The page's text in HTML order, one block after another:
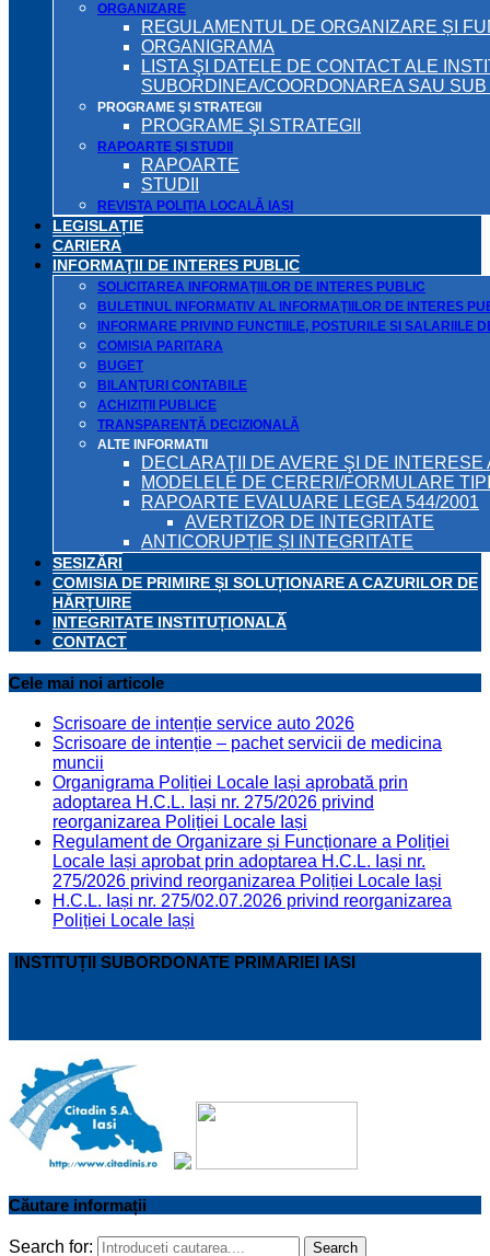
ORGANIZARE
REGULAMENTUL DE ORGANIZARE ȘI
ORGANIGRAMA
LISTA ŞI DATELE DE CONTACT ALE
SUBORDINEA/COORDONAREA SAU
PROGRAME ŞI STRATEGII
PROGRAME ŞI STRATEGII
RAPOARTE ŞI STUDII
RAPOARTE
STUDII
REVISTA POLIȚIA LOCALĂ IAȘI
LEGISLAȚIE
CARIERA
INFORMAŢII DE INTERES PUBLIC
SOLICITAREA INFORMAŢIILOR DE INTERES PUBLIC
BULETINUL INFORMATIV AL INFORMAŢIILOR DE INTERES
INFORMARE PRIVIND FUNCTIILE, POSTURILE SI
COMISIA PARITARA
BUGET
BILANŢURI CONTABILE
ACHIZIȚII PUBLICE
TRANSPARENȚĂ DECIZIONALĂ
ALTE INFORMATII
DECLARAŢII DE AVERE ŞI DE
MODELELE DE CERERI/FORMULARE
RAPOARTE EVALUARE LEGEA 544/2001
AVERTIZOR DE INTEGRITATE
ANTICORUPȚIE ȘI INTEGRITATE
SESIZĂRI
COMISIA DE PRIMIRE ȘI SOLUȚIONARE A CAZURILOR DE
HĂRȚUIRE
INTEGRITATE INSTITUȚIONALĂ
CONTACT
Cele mai noi articole
Scrisoare de intenție service auto 2026
Scrisoare de intenție – pachet servicii de medicina
muncii
Organigrama Poliției Locale Iași aprobată prin
adoptarea H.C.L. Iași nr. 275/2026 privind
reorganizarea Poliției Locale Iași
Regulament de Organizare și Funcționare a Poliției
Locale Iași aprobat prin adoptarea H.C.L. Iași nr.
275/2026 privind reorganizarea Poliției Locale Iași
H.C.L. Iași nr. 275/02.07.2026 privind reorganizarea
Poliției Locale Iași
INSTITUȚII SUBORDONATE PRIMARIEI IASI
Căutare informații
Search for: Search